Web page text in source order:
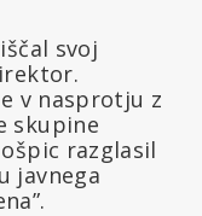
svoj
v nasprotju z
skupine
razglasil
javnega